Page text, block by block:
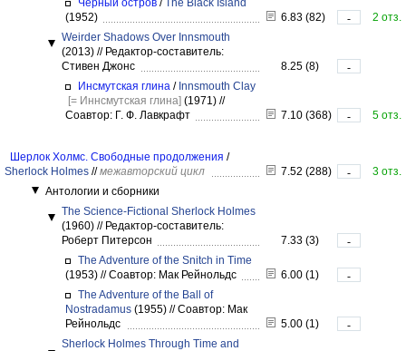
Чёрный остров /The Black Island
(1952)
6.83 (82) -
2 отз.
Weirder Shadows Over Innsmouth
(2013) //Редактор-составитель:
Стивен Джонс
8.25 (8)
-
Инсмутская глина / Innsmouth Clay
[= Иннсмутская глина] (1971) //
Соавтор: Г. Ф. Лавкрафт
7.10 (368) - 5 отз.
Шерлок Холмс. Свободные продолжения /
Sherlock Holmes // межавторский цикл 7.52 (288) -
3 отз.
Антологии и сборники
The Science-Fictional Sherlock Holmes
(1960) //Редактор-составитель:
Роберт Питерсон
7.33 (3)
-
The Adventure of the Snitch in Time
(1953) //Соавтор: Мак Рейнольдс 6.00 (1)
-
The Adventure of the Ball of
Nostradamus (1955) //Соавтор: Мак
Рейнольдс
5.00 (1)
-
Sherlock Holmes Through Time and